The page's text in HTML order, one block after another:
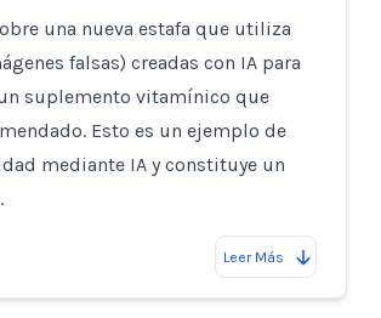
una nueva estafa que utiliza
falsas) creadas con IA para
suplemento vitamínico que
Esto es un ejemplo de
mediante IA y constituye un
Leer Más